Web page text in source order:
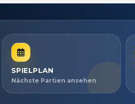
SPIELPLAN
Nächste Partien ansehen